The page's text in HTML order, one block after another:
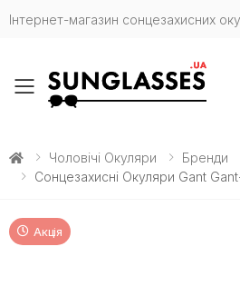
Інтернет-магазин сонцезахисних
Toggle mobile
Чоловічі Окуляри Бренди
Сонцезахисні Окуляри Gant
Акція